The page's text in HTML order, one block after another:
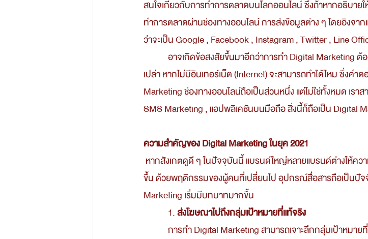
สนใจเกี่ยวกับการทำการตลาดบนโลกออนไลน์ ซึ่งถ้าหากอธิบาย
ทำการตลาดผ่านช่องทางออนไลน์ การส่งข้อมูลต่าง ๆ โดยอิงจ
ว่าจะเป็น Google , Facebook , Instagram , Twitter , Line
เปล่า หากไม่มีอินเทอร์เน็ต (Internet) จะสามารถทำได้ไหม ซึ่งค
Marketing ช่องทางออนไลน์ถือเป็นส่วนหนึ่ง แต่ไม่ใช่ทั้งหมด เรา
SMS Marketing , แอปพลิเคชันบนมือถือ สิ่งนี้ก็ถือเป็น Digital
ความสำคัญของ Digital Marketing ในยุค 2021
ขึ้น ด้วยพฤติกรรมของผู้คนที่เปลี่ยนไป อุปกรณ์สื่อสารถือเป็นปัจ
Marketing เริ่มมีบทบาทมากขึ้น
            1.
ส่งโฆษณาไปถึงกลุ่มเป้าหมายที่แท้จริง